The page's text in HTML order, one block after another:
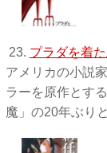
23. プラダを着
アメリカの小説
ラーを原作とす
魔」の20年ぶり